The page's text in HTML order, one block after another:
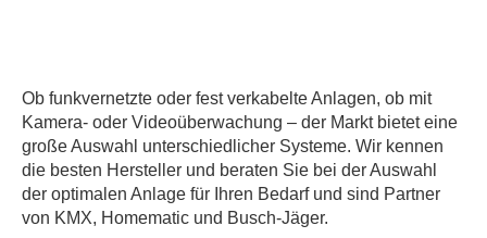
Ob funkvernetzte oder fest verkabelte Anlagen, ob mit
Kamera- oder Videoüberwachung – der Markt bietet eine
große Auswahl unterschiedlicher Systeme. Wir kennen
die besten Hersteller und beraten Sie bei der Auswahl
der optimalen Anlage für Ihren Bedarf und sind Partner
von KMX, Homematic und Busch-Jäger.